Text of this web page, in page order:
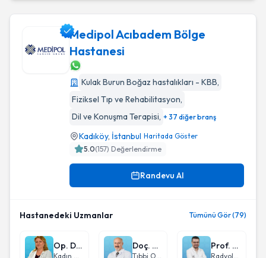
Medipol Acıbadem Bölge Hastanesi
Medipol Acıbadem Bölge
Hastanesi
Kulak Burun Boğaz hastalıkları - KBB,
Fiziksel Tıp ve Rehabilitasyon,
Dil ve Konuşma Terapisi, + 37 diğer branş
Kadıköy, İstanbul Haritada Göster
5.0(157) Değerlendirme
Randevu Al
Hastanedeki Uzmanlar Tümünü Gör (79)
Op. Dr. Seval Pata
Kadın Hastalıkları ve Doğum
Doç. Dr. Özgür Açıkgöz
Tıbbi Onkoloji
Prof. Dr. Hayri Oğul
Radyoloji